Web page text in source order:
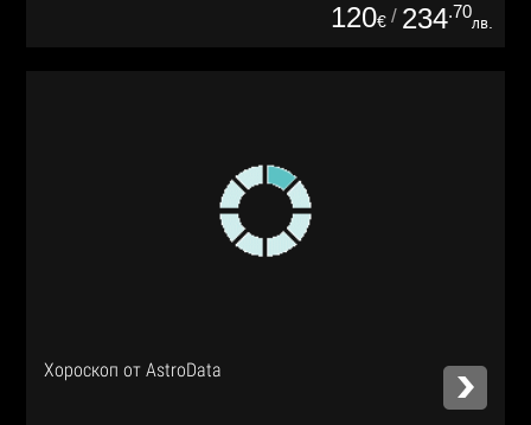
120€ / 234.70
лв.
Хороскоп от AstroData